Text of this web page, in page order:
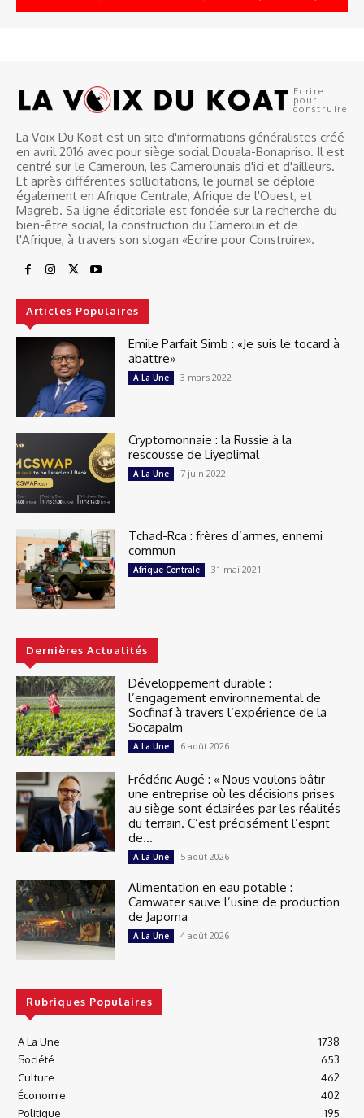
Ecrire
pour
construire
La Voix Du Koat est un site d'informations généralistes créé
en avril 2016 avec pour siège social Douala-Bonapriso. Il est
centré sur le Cameroun, les Camerounais d'ici et d'ailleurs.
Et après différentes sollicitations, le journal se déploie
également en Afrique Centrale, Afrique de l'Ouest, et
Magreb. Sa ligne éditoriale est fondée sur la recherche du
bien-être social, la construction du Cameroun et de
l'Afrique, à travers son slogan «Ecrire pour Construire».
Articles Populaires
Emile Parfait Simb : «Je suis le tocard à
abattre»
A La Une 3 mars 2022
Cryptomonnaie : la Russie à la
rescousse de Liyeplimal
A La Une 7 juin 2022
Tchad-Rca : frères d’armes, ennemi
commun
Afrique Centrale 31 mai 2021
Dernières Actualités
Développement durable :
l’engagement environnemental de
Socfinaf à travers l’expérience de la
Socapalm
A La Une 6 août 2026
Frédéric Augé : « Nous voulons bâtir
une entreprise où les décisions prises
au siège sont éclairées par les réalités
du terrain. C’est précisément l’esprit
de...
A La Une 5 août 2026
Alimentation en eau potable :
Camwater sauve l’usine de production
de Japoma
A La Une 4 août 2026
Rubriques Populaires
A La Une
1738
Société
653
Culture
462
Économie
402
Politique
195